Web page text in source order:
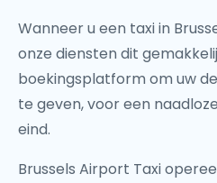
Wanneer u een taxi in
onze diensten dit
boekingsplatform om uw
te geven, voor een
eind.
Brussels Airport Taxi